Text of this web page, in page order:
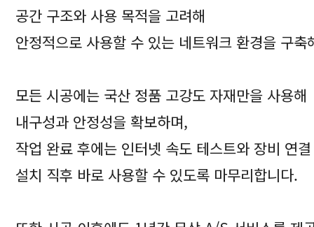
공간 구조와 사용 목적을 고려해
안정적으로 사용할 수 있는 네트워크 환경을 구축
모든 시공에는 국산 정품 고강도 자재만을 사용해
내구성과 안정성을 확보하며,
작업 완료 후에는 인터넷 속도 테스트와 장비 연
설치 직후 바로 사용할 수 있도록 마무리합니다.